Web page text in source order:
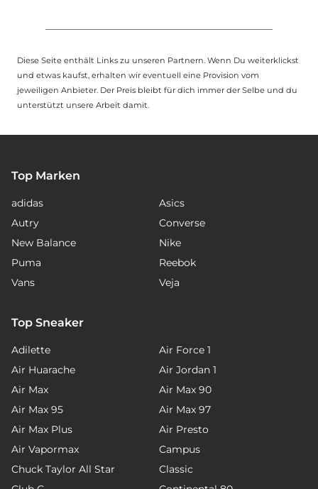
Diese Seite enthält Links zu unseren Partnern. Wenn Du weiterklickst
und etwas kaufst, erhalten wir eventuell eine Provision vom
jeweiligen Anbieter. Der Preis bleibt für dich immer der Selbe und du
unterstützt unsere Arbeit damit.
Top Marken
adidas
Asics
Autry
Converse
New Balance
Nike
Puma
Reebok
Vans
Veja
Top Sneaker
Adilette
Air Force 1
Air Huarache
Air Jordan 1
Air Max
Air Max 90
Air Max 95
Air Max 97
Air Max Plus
Air Presto
Air Vapormax
Campus
Chuck Taylor All Star
Classic